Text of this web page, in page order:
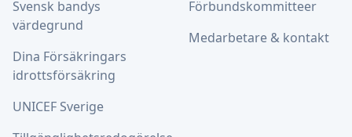
Svensk bandys
värdegrund
Dina Försäkringars
idrottsförsäkring
UNICEF Sverige
Förbundskommitteer
Medarbetare & kontakt